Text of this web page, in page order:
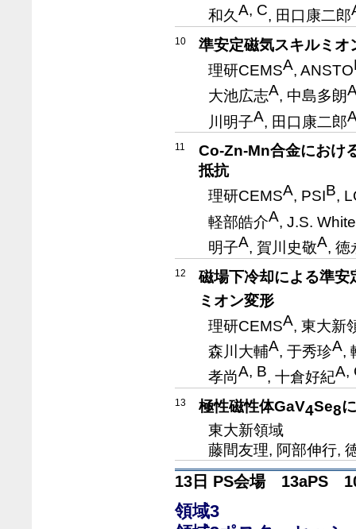
和久A, C, 田口康二郎
10
準安定磁気スキルミ
理研CEMSA, ANSTO
大池広志A, 中島多朗
川明子A, 田口康二郎
11
Co-Zn-Mn合金におけ
抵抗
理研CEMSA, PSIB,
軽部皓介A, J.S. White
明子A, 賀川史敬A, 徳
12
磁場下冷却による準
ミオン変形
理研CEMSA, 東大新
森川大輔A, 于秀珍A,
孝尚A, B, 十倉好紀A,
13 極性磁性体GaV4Se8
東大新領域
藤間友理, 阿部伸行,
13日 PS会場 13aPS
領域3